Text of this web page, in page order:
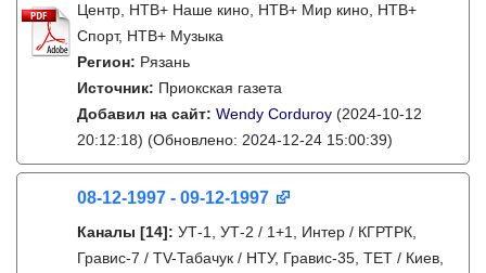
Центр, НТВ+ Наше кино, НТВ+ Мир кино, НТВ+
Спорт, НТВ+ Музыка
Регион: Рязань
Источник: Приокская газета
Добавил на сайт: Wendy Corduroy (2024-10-12
20:12:18) (Обновлено: 2024-12-24 15:00:39)
08-12-1997 - 09-12-1997
Каналы [14]: УТ-1, УТ-2 / 1+1, Интер / КГРТРК,
Гравис-7 / TV-Табачук / НТУ, Гравис-35, ТЕТ / Киев,